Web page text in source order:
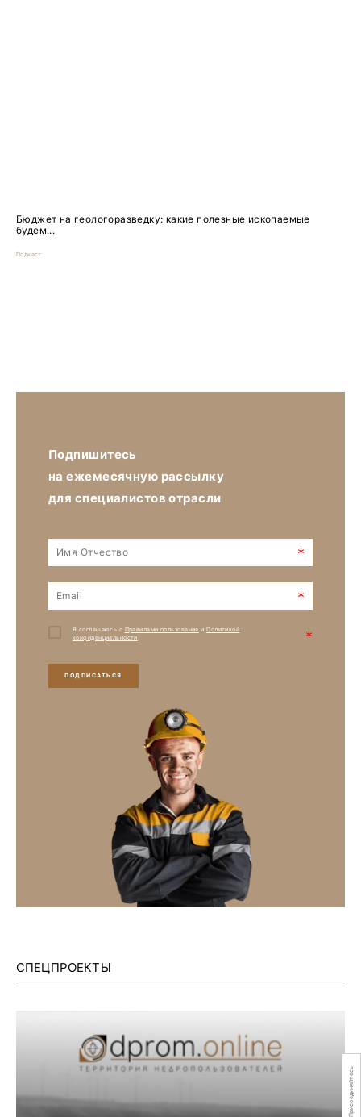
Бюджет на геологоразведку: какие полезные ископаемые
будем...
Подкаст
Подпишитесь
на ежемесячную рассылку
для специалистов отрасли
*
*
Я соглашаюсь с Правилами пользования иПолитикой
конфиденциальности
*
ПОДПИСАТЬСЯ
СПЕЦПРОЕКТЫ
Присоединяйтесь